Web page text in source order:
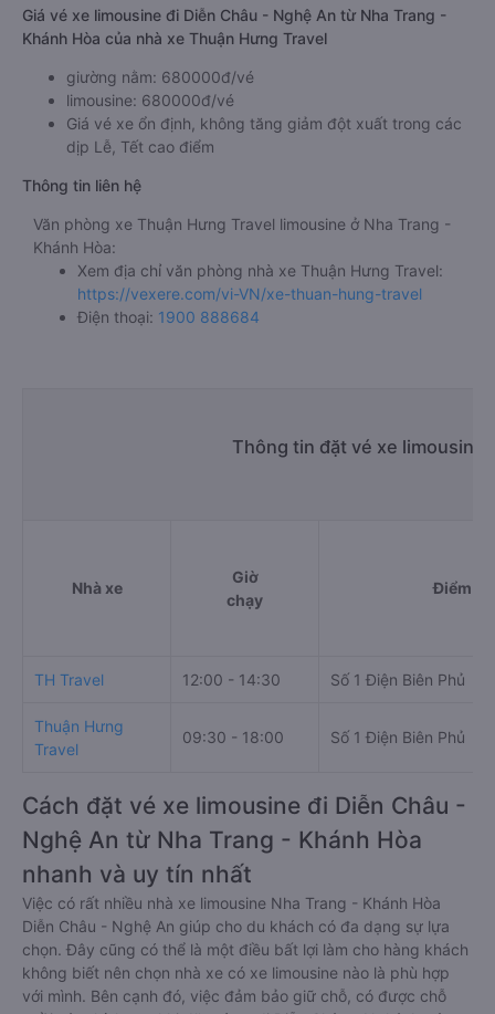
Giá vé xe limousine đi Diễn Châu - Nghệ An từ Nha Trang -
Khánh Hòa của nhà xe Thuận Hưng Travel
giường nằm: 680000đ/vé
limousine: 680000đ/vé
Giá vé xe ổn định, không tăng giảm đột xuất trong các
dịp Lễ, Tết cao điểm
Thông tin liên hệ
Văn phòng xe Thuận Hưng Travel limousine ở Nha Trang -
Khánh Hòa:
Xem địa chỉ văn phòng nhà xe Thuận Hưng Travel:
https://vexere.com/vi-VN/xe-thuan-hung-travel
Điện thoại: 1900 888684
Thông tin đặt vé xe limousine
Nhà xe
Giờ
chạy
Điểm đi
TH Travel 12:00 - 14:30 Số 1 Điện Biên Phủ
Thuận Hưng
Travel
09:30 - 18:00 Số 1 Điện Biên Phủ
Cách đặt vé xe limousine đi Diễn Châu -
Nghệ An từ Nha Trang - Khánh Hòa
nhanh và uy tín nhất
Việc có rất nhiều nhà xe limousine Nha Trang - Khánh Hòa
Diễn Châu - Nghệ An giúp cho du khách có đa dạng sự lựa
chọn. Đây cũng có thể là một điều bất lợi làm cho hàng khách
không biết nên chọn nhà xe có xe limousine nào là phù hợp
với mình. Bên cạnh đó, việc đảm bảo giữ chỗ, có được chỗ